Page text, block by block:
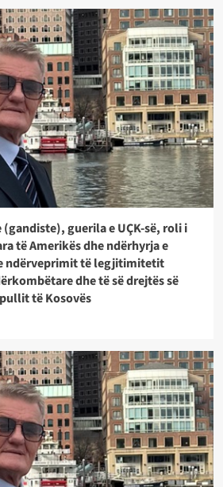
(gandiste), guerila e UÇK-së, roli i
të Amerikës dhe ndërhyrja e
e ndërveprimit të legjitimitetit
dhe të së drejtës së
të Kosovës